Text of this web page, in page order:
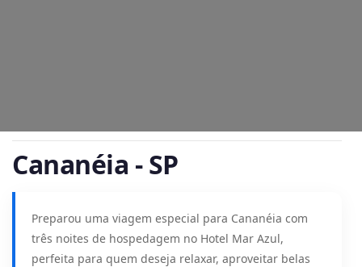
Cananéia - SP
Preparou uma viagem especial para Cananéia com
três noites de hospedagem no Hotel Mar Azul,
perfeita para quem deseja relaxar, aproveitar belas